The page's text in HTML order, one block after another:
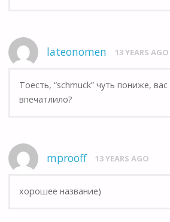
lateonomen 13 YEARS AGO
Тоесть, “schmuck” чуть пониже,
впечатлило?
mprooff 13 YEARS AGO
хорошее название)